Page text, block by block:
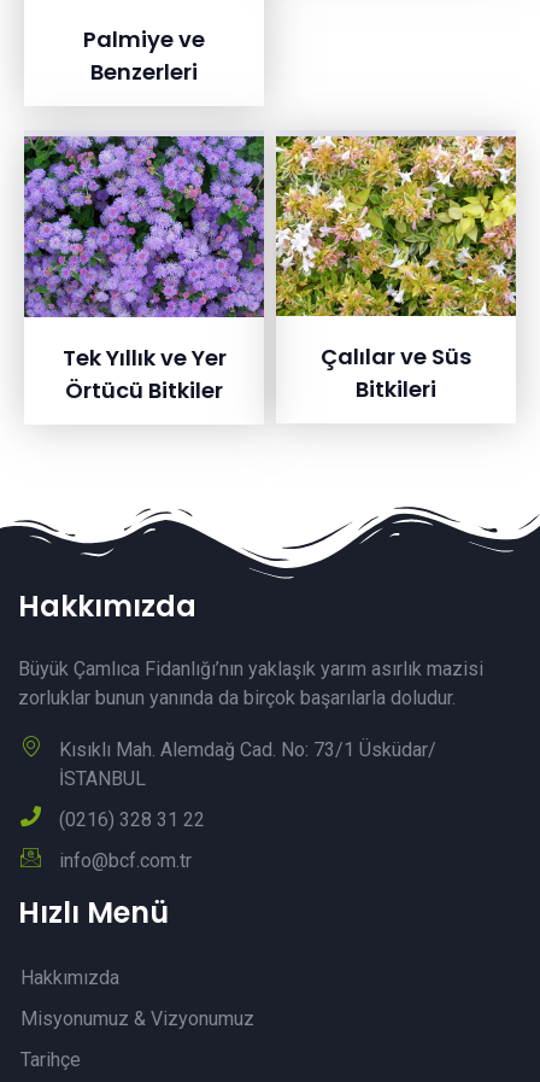
Palmiye ve
Benzerleri
Tek Yıllık ve Yer
Örtücü Bitkiler
Çalılar ve Süs
Bitkileri
Hakkımızda
Büyük Çamlıca Fidanlığı’nın yaklaşık yarım asırlık mazisi
zorluklar bunun yanında da birçok başarılarla doludur.
Kısıklı Mah. Alemdağ Cad. No: 73/1 Üsküdar/
İSTANBUL
(0216) 328 31 22
info@bcf.com.tr
Hızlı Menü
Hakkımızda
Misyonumuz & Vizyonumuz
Tarihçe